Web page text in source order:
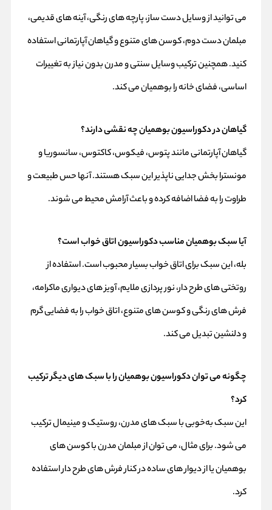
می‌ توانید از وسایل دست‌ ساز، پارچه‌ های رنگی، آینه‌ های قدیمی،
مبلمان دست‌ دوم، کوسن‌ های متنوع و گیاهان آپارتمانی استفاده
کنید. همچنین ترکیب وسایل سنتی و مدرن بدون نیاز به تغییرات
اساسی، فضای خانه را بوهمیان می‌ کند.
گیاهان در دکوراسیون بوهمیان چه نقشی دارند؟
گیاهان آپارتمانی مانند پتوس، فیکوس، کاکتوس، سانسوریا و
مونسترا بخش جدایی‌ ناپذیر این سبک هستند. آنها حس طبیعت و
طراوت را به فضا اضافه کرده و باعث آرامش محیط می‌ شوند.
آیا سبک بوهمیان مناسب دکوراسیون اتاق خواب است؟
بله، این سبک برای اتاق خواب بسیار محبوب است. استفاده از
روتختی‌ های طرح‌ دار، نور پردازی ملایم، آویز های دیواری ماکرامه،
فرش‌ های رنگی و کوسن‌ های متنوع، اتاق خواب را به فضایی گرم
و دلنشین تبدیل می‌ کند.
چگونه می‌ توان دکوراسیون بوهمیان را با سبک‌ های دیگر ترکیب
کرد؟
این سبک به‌خوبی با سبک‌ های مدرن، روستیک و مینیمال ترکیب
می‌ شود. برای مثال، می‌ توان از مبلمان مدرن با کوسن‌ های
بوهمیان یا از دیوار های ساده در کنار فرش‌ های طرح‌ دار استفاده
کرد.